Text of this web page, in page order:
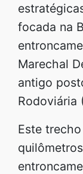
focada na
Marechal
antigo
Rodoviária
Este